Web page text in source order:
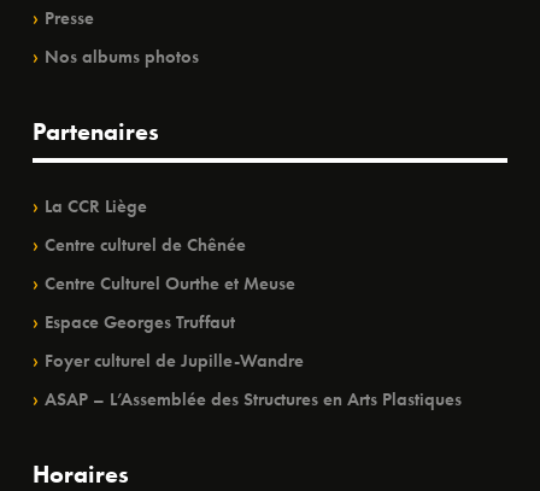
Presse
Nos albums photos
Partenaires
La CCR Liège
Centre culturel de Chênée
Centre Culturel Ourthe et Meuse
Espace Georges Truffaut
Foyer culturel de Jupille-Wandre
ASAP – L’Assemblée des Structures en Arts Plastiques
Horaires